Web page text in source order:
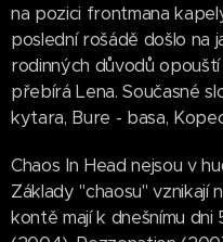
na pozici frontmana
poslední rošádě došlo na
rodinných důvodů
přebírá Lena. Současné
kytara, Bure - basa,
Chaos In Head nejsou v
Základy "chaosu" vznikají
kontě mají k dnešnímu